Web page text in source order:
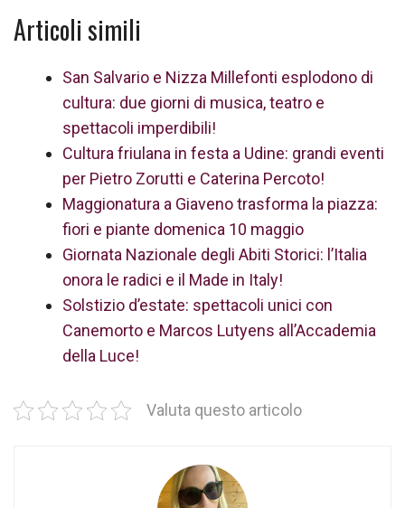
Articoli simili
San Salvario e Nizza Millefonti esplodono di
cultura: due giorni di musica, teatro e
spettacoli imperdibili!
Cultura friulana in festa a Udine: grandi eventi
per Pietro Zorutti e Caterina Percoto!
Maggionatura a Giaveno trasforma la piazza:
fiori e piante domenica 10 maggio
Giornata Nazionale degli Abiti Storici: l’Italia
onora le radici e il Made in Italy!
Solstizio d’estate: spettacoli unici con
Canemorto e Marcos Lutyens all’Accademia
della Luce!
Valuta questo articolo